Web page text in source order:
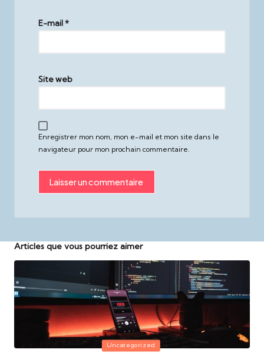
E-mail*
Site web
Enregistrer mon nom, mon e-mail et mon site dans le
navigateur pour mon prochain commentaire.
Articles que vous pourriez aimer
Posted
Uncategorized